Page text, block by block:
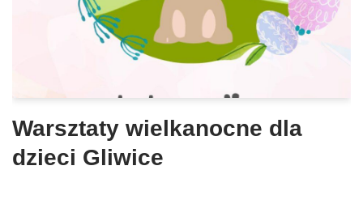
Warsztaty wielkanocne dla
dzieci Gliwice